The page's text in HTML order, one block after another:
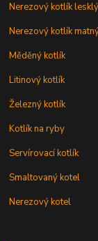
Nerezový kotlík lesklý
Nerezový kotlík
Měděný kotlík
Litinový kotlík
Železný kotlík
Kotlík na ryby
Servírovací kotlík
Smaltovaný kotel
Nerezový kotel